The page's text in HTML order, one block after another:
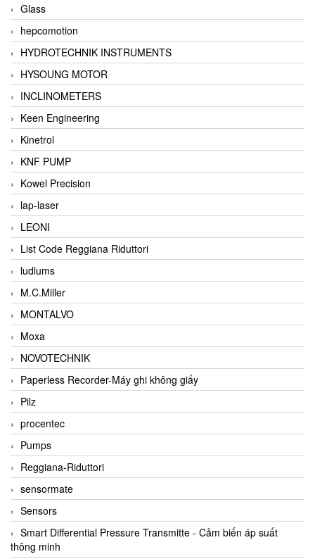
Glass
hepcomotion
HYDROTECHNIK INSTRUMENTS
HYSOUNG MOTOR
INCLINOMETERS
Keen Engineering
Kinetrol
KNF PUMP
Kowel Precision
lap-laser
LEONI
List Code Reggiana Riduttori
ludlums
M.C.Miller
MONTALVO
Moxa
NOVOTECHNIK
Paperless Recorder-Máy ghi không giấy
Pilz
procentec
Pumps
Reggiana-Riduttori
sensormate
Sensors
Smart Differential Pressure Transmitte - Cảm biến áp suất
thông minh